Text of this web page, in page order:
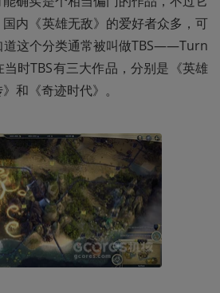
内《英雄无敌》的爱好者众多，可
道这个分类通常被叫做TBS——Turn
时TBS有三大作品，分别是《英雄
和《奇迹时代》。